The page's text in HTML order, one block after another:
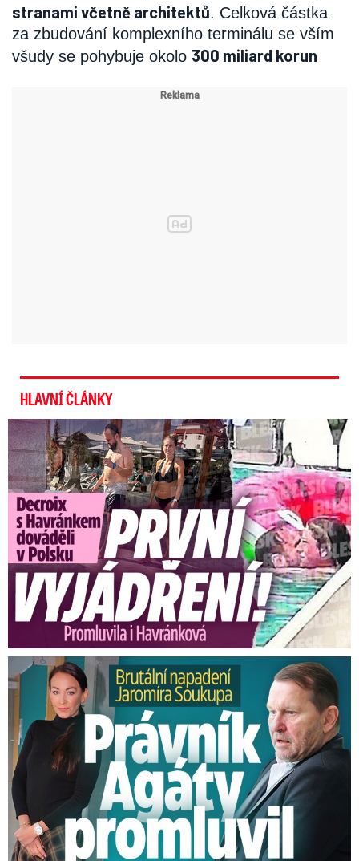
stranami včetně architektů. Celková částka
za zbudování komplexního terminálu se vším
všudy se pohybuje okolo 300 miliard korun
HLAVNÍ ČLÁNKY
Exministryně s Havránkem dováděli v Polsku: První slova!
Brutální napadení Soukupa. Právník Agáty promluvil